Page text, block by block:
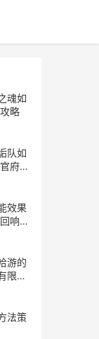
魂如
略
队如
府差
效果
响图
游的
限公
法策